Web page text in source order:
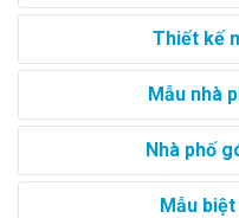
Thiết kế
Mẫu nhà
Nhà phố
Mẫu